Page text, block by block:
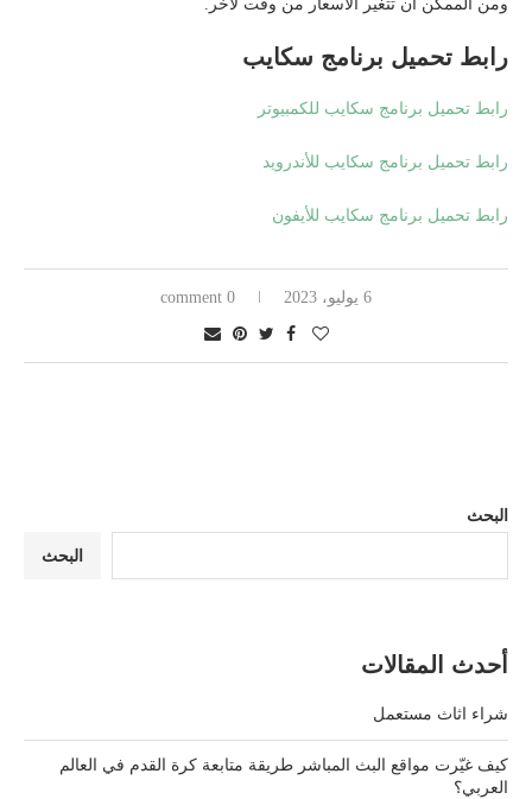
ومن الممكن أن تتغير الأسعار من وقت لآخر.
رابط تحميل برنامج سكايب
رابط تحميل برنامج سكايب للكمبيوتر
رابط تحميل برنامج سكايب للأندرويد
رابط تحميل برنامج سكايب للأيفون
6 يوليو، 2023 0 comment
البحث
البحث
أحدث المقالات
شراء اثاث مستعمل
كيف غيّرت مواقع البث المباشر طريقة متابعة كرة القدم في العالم
العربي؟